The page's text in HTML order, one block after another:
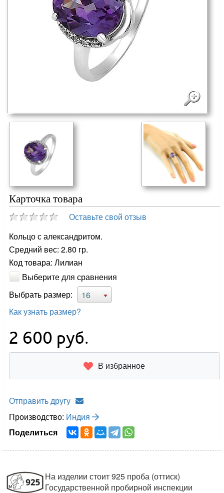
Карточка товара
Оставьте свой отзыв
Кольцо с александритом.
Средний вес: 2.80 гр.
Код товара: Лилиан
Выберите для сравнения
Выбрать размер:
16
Как узнать размер?
2 600 руб.
В избранное
Отправить другу
Производство: Индия
Поделиться
На изделии стоит 925 проба (оттиск)
Государственной пробирной инспекции